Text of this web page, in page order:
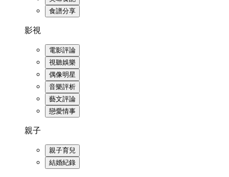
食譜分享
影視
電影評論
視聽娛樂
偶像明星
音樂評析
藝文評論
戀愛情事
親子
親子育兒
結婚紀錄